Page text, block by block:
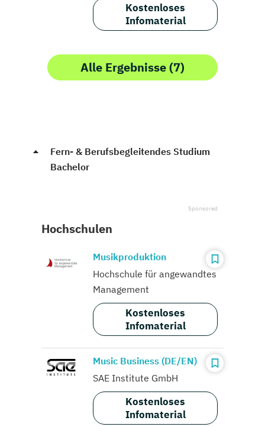
Kostenloses
Infomaterial
Alle Ergebnisse (7)
Fern- & Berufsbegleitendes Studium
Bachelor
Hochschulen
Musikproduktion
Hochschule für angewandtes
Management
Kostenloses
Infomaterial
Music Business (DE/EN)
SAE Institute GmbH
Kostenloses
Infomaterial